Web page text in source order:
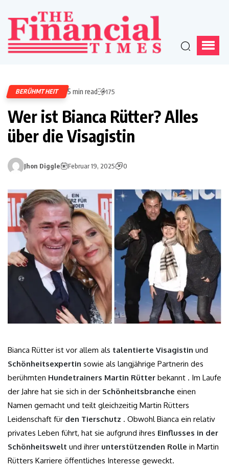
BERÜHMTHEIT 5 min read 175
Wer ist Bianca Rütter? Alles
über die Visagistin
Jhon Diggle Februar 19, 2025 0
Bianca Rütter ist vor allem als talentierte Visagistin und
Schönheitsexpertin sowie als langjährige Partnerin des
berühmten Hundetrainers Martin Rütter bekannt . Im Laufe
der Jahre hat sie sich in der Schönheitsbranche einen
Namen gemacht und teilt gleichzeitig Martin Rütters
Leidenschaft für den Tierschutz . Obwohl Bianca ein relativ
privates Leben führt, hat sie aufgrund ihres Einflusses in der
Schönheitswelt und ihrer unterstützenden Rolle in Martin
Rütters Karriere öffentliches Interesse geweckt.